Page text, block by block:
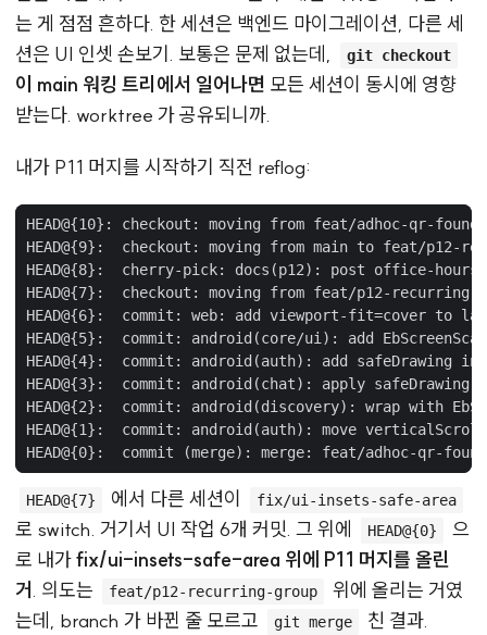
는 게 점점 흔하다. 한 세션은 백엔드 마이그레이션, 다른 세
션은 UI 인셋 손보기. 보통은 문제 없는데,
git checkout
이 main 워킹 트리에서 일어나면 모든 세션이 동시에 영향
받는다. worktree 가 공유되니까.
내가 P11 머지를 시작하기 직전 reflog:
HEAD@{7} 에서 다른 세션이 fix/ui-insets-safe-area
로 switch. 거기서 UI 작업 6개 커밋. 그 위에 HEAD@{0}
으
로 내가fix/ui-insets-safe-area 위에 P11 머지를 올린
거. 의도는 feat/p12-recurring-group
위에 올리는 거였
는데, branch 가 바뀐 줄 모르고
git merge 친 결과.